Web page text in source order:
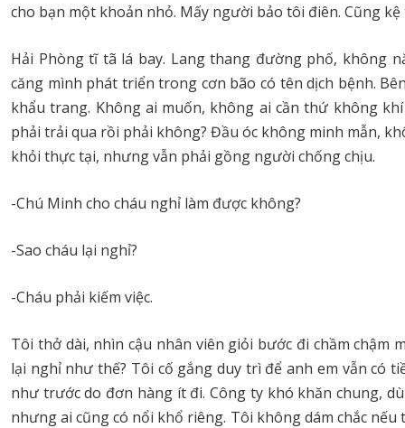
cho bạn một khoản nhỏ. Mấy người bảo tôi điên. Cũng
Hải Phòng tĩ tã lá bay. Lang thang đường phố, không
căng mình phát triển trong cơn bão có tên dịch bệnh.
khẩu trang. Không ai muốn, không ai cần thứ không
phải trải qua rồi phải không? Đầu óc không minh mẫn,
khỏi thực tại, nhưng vẫn phải gồng người chống chịu.
-Chú Minh cho cháu nghỉ làm được không?
-Sao cháu lại nghỉ?
-Cháu phải kiếm việc.
Tôi thở dài, nhìn cậu nhân viên giỏi bước đi chầm chậm
lại nghỉ như thế? Tôi cố gắng duy trì để anh em vẫn có
như trước do đơn hàng ít đi. Công ty khó khăn chung,
nhưng ai cũng có nổi khổ riêng. Tôi không dám chắc